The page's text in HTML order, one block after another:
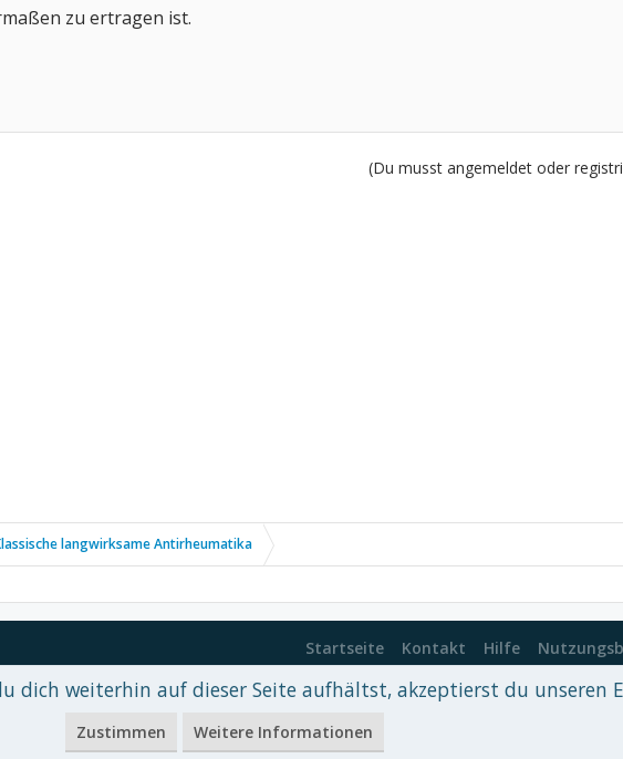
zu ertragen ist.
(Du musst angemeldet oder
langwirksame Antirheumatika
Startseite Kontakt Hilfe
©2010-2017
dich weiterhin auf dieser Seite aufhältst, akzeptierst du unseren
Zustimmen Weitere Informationen